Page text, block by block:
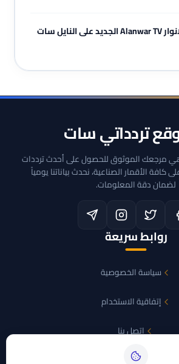
تردد قناة الانوار Alanwar TV الجديد على النايل سات
تردداتي سات
مرجعك الموثوق للحصول على أحدث ترددات
كافة الأقمار الصناعية، نحدث بياناتنا يومياً
لضمان دقة المعلومات.
روابط سريعة
سياسة الخصوصية
إتفاقية الاستخدام
اتصل بنا
الأقمار الصناعية